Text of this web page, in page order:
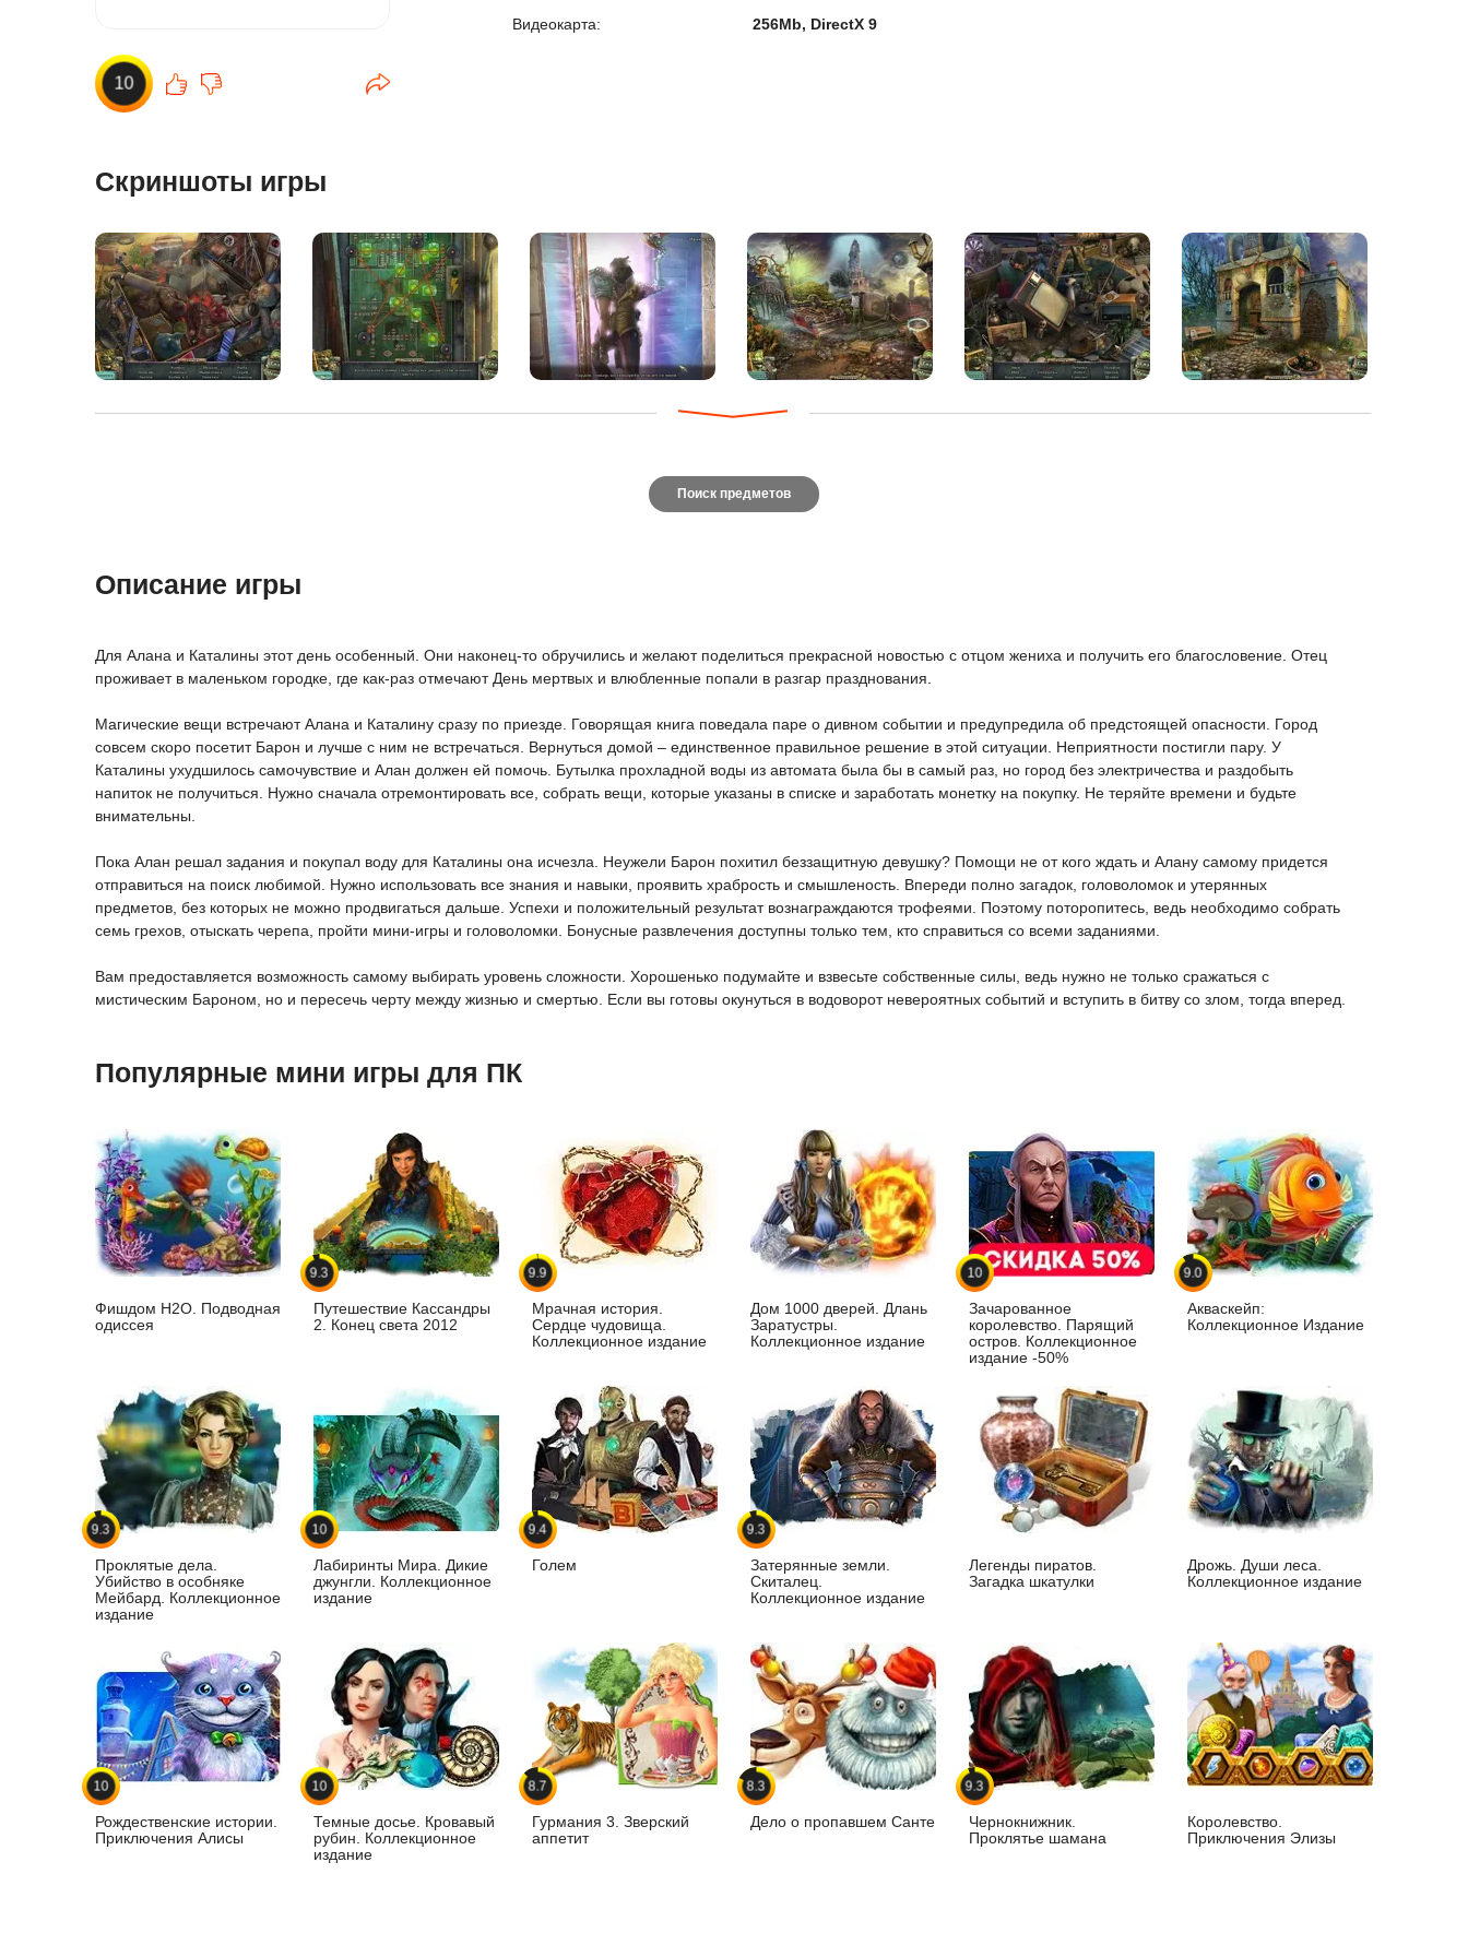
Видеокарта:
256Mb, DirectX 9
10
Скриншоты игры
Поиск предметов
Описание игры
Для Алана и Каталины этот день особенный. Они наконец-то обручились и желают поделиться прекрасной новостью с отцом жениха и получить его благословение. Отец
проживает в маленьком городке, где как-раз отмечают День мертвых и влюбленные попали в разгар празднования.
Магические вещи встречают Алана и Каталину сразу по приезде. Говорящая книга поведала паре о дивном событии и предупредила об предстоящей опасности. Город
совсем скоро посетит Барон и лучше с ним не встречаться. Вернуться домой – единственное правильное решение в этой ситуации. Неприятности постигли пару. У
Каталины ухудшилось самочувствие и Алан должен ей помочь. Бутылка прохладной воды из автомата была бы в самый раз, но город без электричества и раздобыть
напиток не получиться. Нужно сначала отремонтировать все, собрать вещи, которые указаны в списке и заработать монетку на покупку. Не теряйте времени и будьте
внимательны.
Пока Алан решал задания и покупал воду для Каталины она исчезла. Неужели Барон похитил беззащитную девушку? Помощи не от кого ждать и Алану самому придется
отправиться на поиск любимой. Нужно использовать все знания и навыки, проявить храбрость и смышленость. Впереди полно загадок, головоломок и утерянных
предметов, без которых не можно продвигаться дальше. Успехи и положительный результат вознаграждаются трофеями. Поэтому поторопитесь, ведь необходимо собрать
семь грехов, отыскать черепа, пройти мини-игры и головоломки. Бонусные развлечения доступны только тем, кто справиться со всеми заданиями.
Вам предоставляется возможность самому выбирать уровень сложности. Хорошенько подумайте и взвесьте собственные силы, ведь нужно не только сражаться с
мистическим Бароном, но и пересечь черту между жизнью и смертью. Если вы готовы окунуться в водоворот невероятных событий и вступить в битву со злом, тогда вперед.
Популярные мини игры для ПК
Фишдом H2O. Подводная
одиссея
9.3
Путешествие Кассандры
2. Конец света 2012
9.9
Мрачная история.
Сердце чудовища.
Коллекционное издание
Дом 1000 дверей. Длань
Заратустры.
Коллекционное издание
10
Зачарованное
королевство. Парящий
остров. Коллекционное
издание -50%
9.0
Акваскейп:
Коллекционное Издание
9.3
Проклятые дела.
Убийство в особняке
Мейбард. Коллекционное
издание
10
Лабиринты Мира. Дикие
джунгли. Коллекционное
издание
9.4
Голем
9.3
Затерянные земли.
Скиталец.
Коллекционное издание
Легенды пиратов.
Загадка шкатулки
Дрожь. Души леса.
Коллекционное издание
10
Рождественские истории.
Приключения Алисы
10
Темные досье. Кровавый
рубин. Коллекционное
издание
8.7
Гурмания 3. Зверский
аппетит
8.3
Дело о пропавшем Санте
9.3
Чернокнижник.
Проклятье шамана
Королевство.
Приключения Элизы